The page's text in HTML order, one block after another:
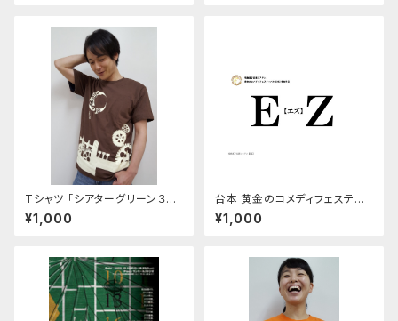
Tシャツ 「シアターグリーン３劇
場連動企画」ブラウン
¥1,000
台本 黄金のコメディフェスティ
バル参加作品『EZ』
¥1,000